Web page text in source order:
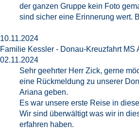
der ganzen Gruppe kein Foto
sind sicher eine Erinnerung wert.
10.11.2024
Familie Kessler - Donau-Kreuzfahrt MS
02.11.2024
Sehr geehrter Herr Zick, gerne
eine Rückmeldung zu unserer
Ariana geben.
Es war unsere erste Reise in
Wir sind überwältigt was wir in
erfahren haben.